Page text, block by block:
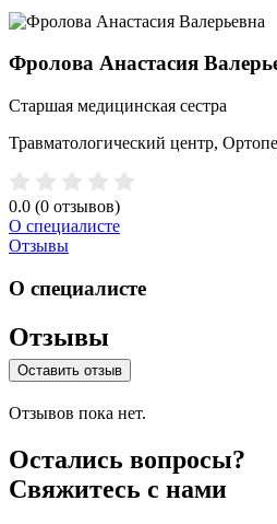
Фролова Анастасия
Старшая медицинская сестра
Травматологический центр,
0.0 (0 отзывов)
О специалисте
Отзывы
О специалисте
Отзывы
Оставить отзыв
Отзывов пока нет.
Остались вопросы?
Свяжитесь с нами